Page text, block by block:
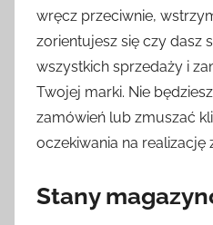
wręcz przeciwnie,
zorientujesz się czy dasz
wszystkich sprzedaży i
Twojej marki. Nie
zamówień lub zmuszać
oczekiwania na realizację
Stany